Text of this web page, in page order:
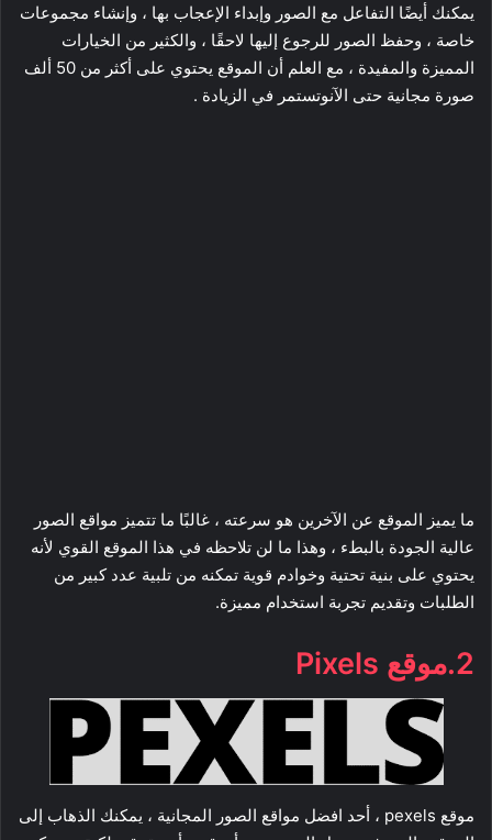
يمكنك أيضًا التفاعل مع الصور وإبداء الإعجاب بها ، وإنشاء مجموعات
خاصة ، وحفظ الصور للرجوع إليها لاحقًا ، والكثير من الخيارات
المميزة والمفيدة ، مع العلم أن الموقع يحتوي على أكثر من 50 ألف
صورة مجانية حتى الآنوتستمر في الزيادة .
ما يميز الموقع عن الآخرين هو سرعته ، غالبًا ما تتميز مواقع الصور
عالية الجودة بالبطء ، وهذا ما لن تلاحظه في هذا الموقع القوي لأنه
يحتوي على بنية تحتية وخوادم قوية تمكنه من تلبية عدد كبير من
الطلبات وتقديم تجربة استخدام مميزة.
2.موقع Pixels
موقع pexels ، أحد افضل مواقع الصور المجانية ، يمكنك الذهاب إلى